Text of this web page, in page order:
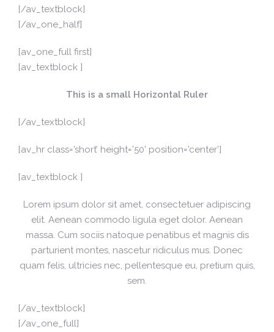
[/av_textblock]
[/av_one_half]
[av_one_full first]
[av_textblock ]
This is a small Horizontal Ruler
[/av_textblock]
[av_hr class=’short’ height=’50’ position=’center’]
[av_textblock ]
Lorem ipsum dolor sit amet, consectetuer adipiscing
elit. Aenean commodo ligula eget dolor. Aenean
massa. Cum sociis natoque penatibus et magnis dis
parturient montes, nascetur ridiculus mus. Donec
quam felis, ultricies nec, pellentesque eu, pretium quis,
sem.
[/av_textblock]
[/av_one_full]